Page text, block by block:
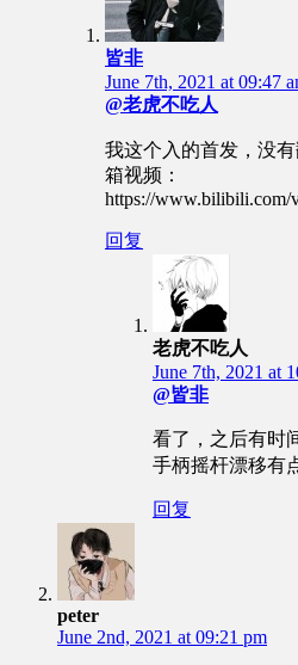
皆非
June 7th, 2021 at 09:47
@老虎不吃人
我这个入的首发，没
箱视频：
https://
回复
老虎不吃人
June 7th, 2021 at
@皆非
看了，之后有时
手柄摇杆漂移有
回复
peter
June 2nd, 2021 at 09:21 pm